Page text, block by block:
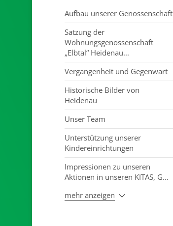
Aufbau unserer Genossenschaft
Satzung der
Wohnungsgenossenschaft
„Elbtal“ Heidenau...
Vergangenheit und Gegenwart
Historische Bilder von
Heidenau
Unser Team
Unterstützung unserer
Kindereinrichtungen
Impressionen zu unseren
Aktionen in unseren KITAS, G...
mehr anzeigen